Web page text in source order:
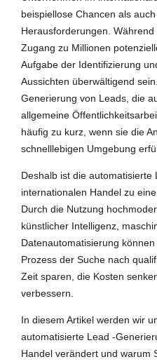
beispiellose Chancen als
Herausforderungen.
Zugang zu Millionen
Aufgabe der Identifizierung
Aussichten überwältigend
Generierung von Leads, die
allgemeine
häufig zu kurz, wenn sie die
schnelllebigen Umgebung
Deshalb ist die
internationalen Handel zu
Durch die Nutzung
künstlicher Intelligenz,
Datenautomatisierung
Prozess der Suche nach
Zeit sparen, die Kosten
verbessern.
In diesem Artikel werden wir
automatisierte Lead -
Handel verändert und warum